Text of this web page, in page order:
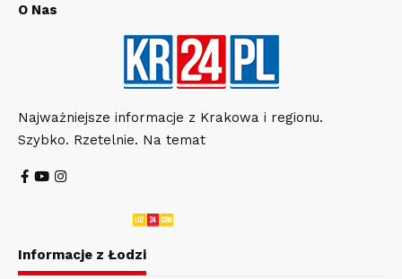
O Nas
Najważniejsze informacje z Krakowa i regionu.
Szybko. Rzetelnie. Na temat
Informacje z Łodzi